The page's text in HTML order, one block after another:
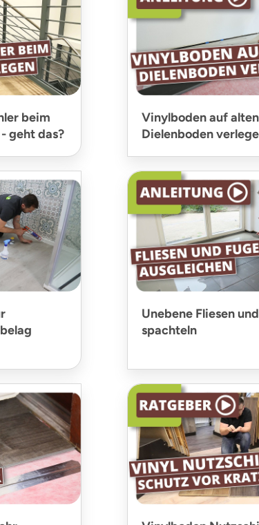
beim
geht das?
Vinylboden auf alten
Dielenboden
Unebene Fliesen
spachteln